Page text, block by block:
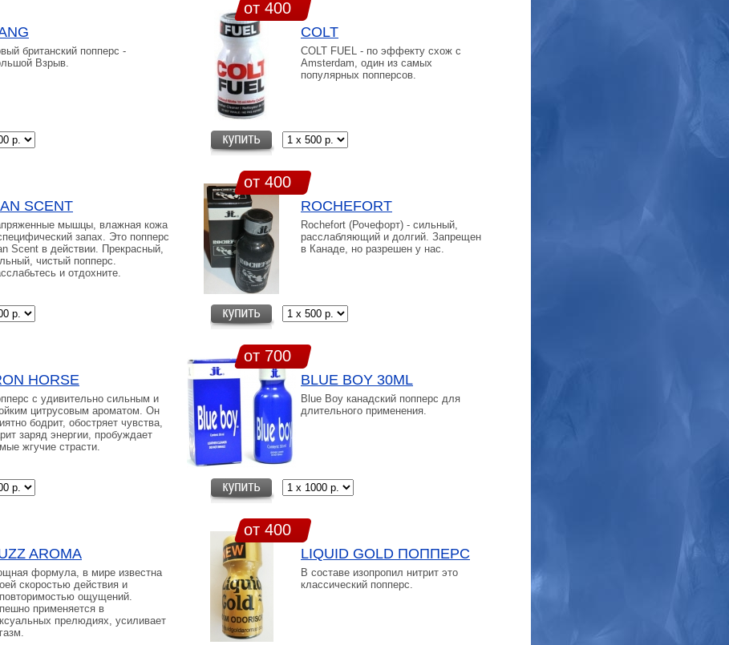
британский попперс -
Взрыв.
от 400
COLT
COLT FUEL - по эффекту схож с
Amsterdam, один из самых
популярных попперсов.
SCENT
мышцы, влажная кожа
запах. Это попперс
Scent в действии. Прекрасный,
чистый попперс.
и отдохните.
от 400
ROCHEFORT
Rochefort (Рочефорт) - сильный,
расслабляющий и долгий. Запрещен
в Канаде, но разрешен у нас.
HORSE
с удивительно сильным и
цитрусовым ароматом. Он
бодрит, обостряет чувства,
заряд энергии, пробуждает
жгучие страсти.
от 700
BLUE BOY 30ML
Blue Boy канадский попперс для
длительного применения.
AROMA
формула, в мире известна
скоростью действия и
ощущений.
применяется в
прелюдиях, усиливает
от 400
LIQUID GOLD ПОППЕРС
В составе изопропил нитрит это
классический попперс.